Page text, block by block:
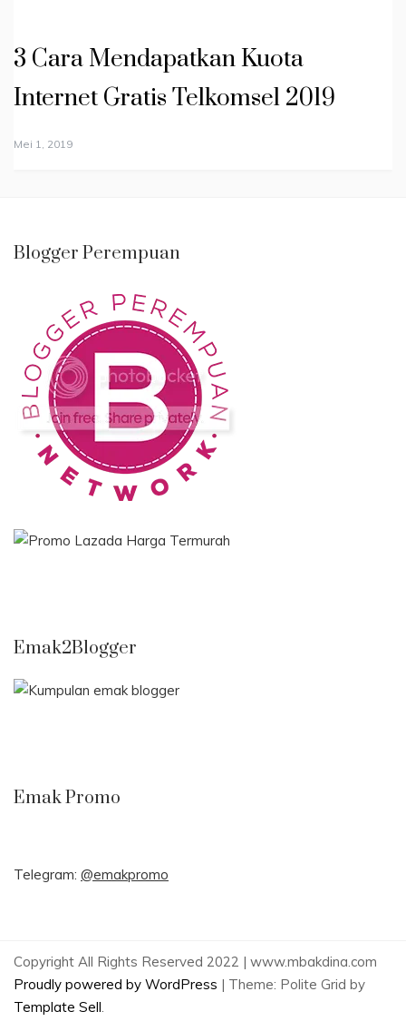
3 Cara Mendapatkan Kuota
Internet Gratis Telkomsel 2019
Mei 1, 2019
Blogger Perempuan
Emak2Blogger
Emak Promo
Telegram: @emakpromo
Copyright All Rights Reserved 2022 | www.mbakdina.com
Proudly powered by WordPress | Theme: Polite Grid by
Template Sell.